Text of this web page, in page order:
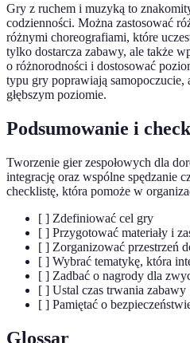
Gry z ruchem i muzyką to
codzienności. Można zastosować
różnymi choreografiami, które
tylko dostarcza zabawy, ale także
o różnorodności i dostosować
typu gry poprawiają samopoczucie,
głębszym poziomie.
Podsumowanie i
Tworzenie gier zespołowych dla
integrację oraz wspólne spędzanie
checklistę, która pomoże w
[ ] Zdefiniować cel gry
[ ] Przygotować materiały i
[ ] Zorganizować przestrzeń
[ ] Wybrać tematykę, która
[ ] Zadbać o nagrody dla
[ ] Ustal czas trwania zabawy
[ ] Pamiętać o
Glossar